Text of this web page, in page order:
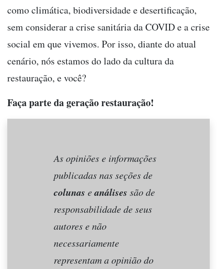
como climática, biodiversidade e desertificação,
sem considerar a crise sanitária da COVID e a crise
social em que vivemos. Por isso, diante do atual
cenário, nós estamos do lado da cultura da
restauração, e você?
Faça parte da geração restauração!
As opiniões e informações
publicadas nas seções de
colunas eanálises são de
responsabilidade de seus
autores e não
necessariamente
representam a opinião do